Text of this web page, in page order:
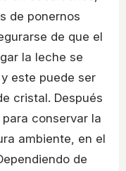
de ponernos
de que el
la leche se
y este puede ser
cristal. Después
conservar la
ambiente, en el
de